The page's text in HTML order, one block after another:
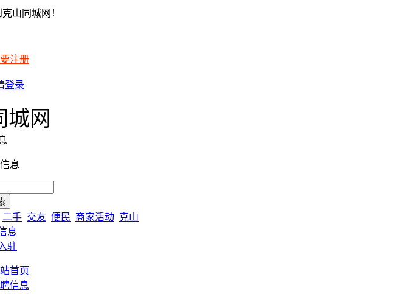
山同城网！
注册
登录
城网
信息
二手 交友 便民 商家活动 克山
息
驻
首页
信息